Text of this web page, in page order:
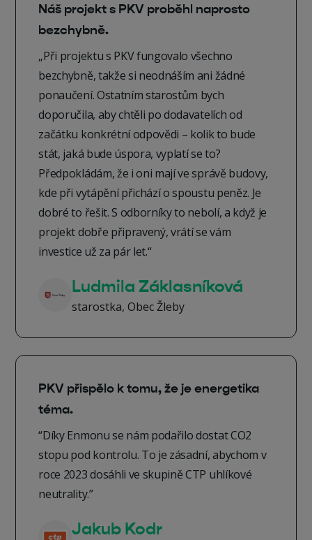
Náš projekt s PKV proběhl naprosto
bezchybně.
„Při projektu s PKV fungovalo všechno
bezchybně, takže si neodnáším ani žádné
ponaučení. Ostatním starostům bych
doporučila, aby chtěli po dodavatelích od
začátku konkrétní odpovědi – kolik to bude
stát, jaká bude úspora, vyplatí se to?
Předpokládám, že i oni mají ve správě budovy,
kde při vytápění přichází o spoustu peněz. Je
dobré to řešit. S odborníky to nebolí, a když je
projekt dobře připravený, vrátí se vám
investice už za pár let.“
Ludmila Záklasníková
starostka, Obec Žleby
PKV přispělo k tomu, že je energetika
téma.
“Díky Enmonu se nám podařilo dostat CO2
stopu pod kontrolu. To je zásadní, abychom v
roce 2023 dosáhli ve skupině CTP uhlíkové
neutrality.”
Jakub Kodr